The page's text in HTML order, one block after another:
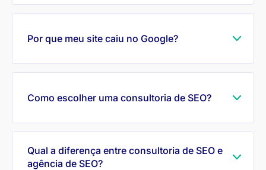
Por que meu site caiu no Google?
Como escolher uma consultoria de SEO?
Qual a diferença entre consultoria de SEO e
agência de SEO?